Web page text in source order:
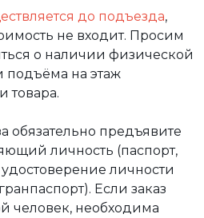
до подъезда,
не входит. Просим
о наличии физической
подъёма на этаж
товара.
обязательно предъявите
личность (паспорт,
личности
Если заказ
человек, необходима